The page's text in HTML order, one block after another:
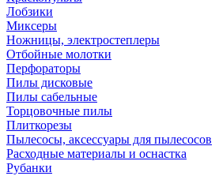
Лобзики
Миксеры
Ножницы, электростеплеры
Отбойные молотки
Перфораторы
Пилы дисковые
Пилы сабельные
Торцовочные пилы
Плиткорезы
Пылесосы, аксессуары для пылесосов
Расходные материалы и оснастка
Рубанки